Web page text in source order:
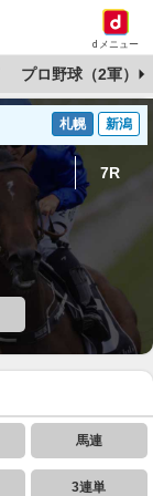
dメニュー
プロ野球（2軍）
札幌 新潟
7R
馬連
3連単